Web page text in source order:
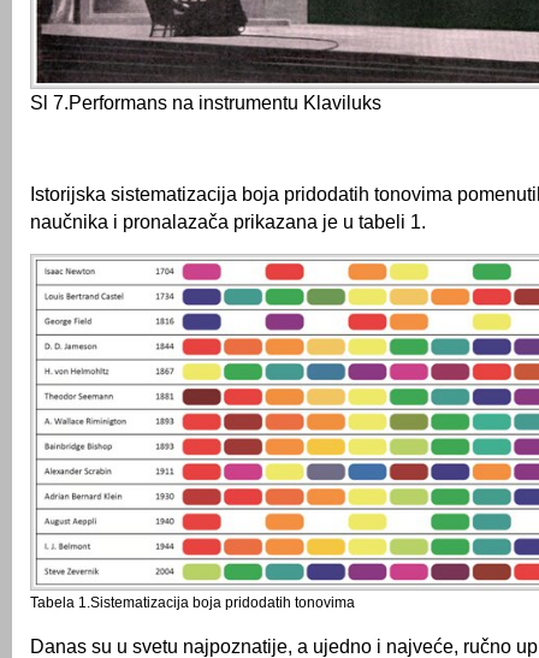
Sl 7.Performans na instrumentu Klaviluks
Istorijska sistematizacija boja pridodatih tonovima
naučnika i pronalazača prikazana je u tabeli 1.
Tabela 1.Sistematizacija boja pridodatih tonovima
Danas su u svetu najpoznatije, a ujedno i najveće, ručno